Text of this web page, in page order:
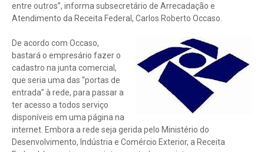
entre outros”, informa subsecretário de Arrecadação e
Atendimento da Receita Federal, Carlos Roberto Occaso.
De acordo com Occaso,
bastará o empresário fazer o
cadastro na junta comercial,
que seria uma das “portas de
entrada” à rede, para passar a
ter acesso a todos serviço
disponíveis em uma página na
internet. Embora a rede seja gerida pelo Ministério do
Desenvolvimento, Indústria e Comércio Exterior, a Receita